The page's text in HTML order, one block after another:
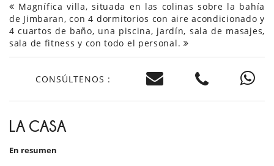
Magnífica villa, situada en las colinas sobre la bahía
de Jimbaran, con 4 dormitorios con aire acondicionado y
4 cuartos de baño, una piscina, jardín, sala de masajes,
sala de fitness y con todo el personal.
CONSÚLTENOS :
LA CASA
En resumen